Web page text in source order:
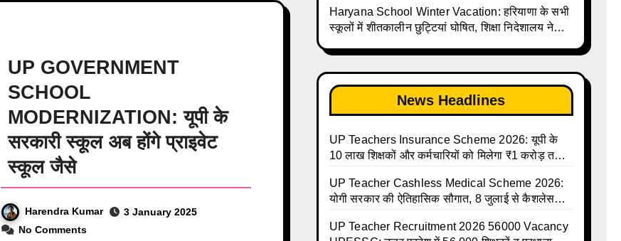
UP GOVERNMENT
SCHOOL
MODERNIZATION: यूपी के
सरकारी स्कूल अब होंगे प्राइवेट
स्कूल जैसे
Harendra Kumar
3 January 2025
No Comments
Talika | Up Madhyamik Avkash Talika 2025 |
UP Madhyamik School avkash suchi | UP
holiday calendar | Madhyamik School Holidays
List 2025
Haryana School Winter Vacation: हरियाणा के सभी
स्कूलों में शीतकालीन छुट्टियां घोषित, शिक्षा निदेशालय ने
News Headlines
UP Teachers Insurance Scheme 2026: यूपी के
10 लाख शिक्षकों और कर्मचारियों को मिलेगा ₹1 करोड़ तक
UP Teacher Cashless Medical Scheme 2026:
योगी सरकार की ऐतिहासिक सौगात, 8 जुलाई से कैशलेस
UP Teacher Recruitment 2026 56000 Vacancy